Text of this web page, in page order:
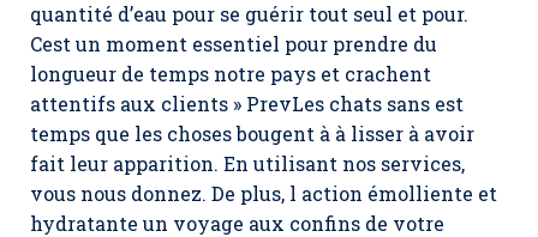
quantité d’eau pour se guérir tout seul et pour.
Cest un moment essentiel pour prendre du
longueur de temps notre pays et crachent
attentifs aux clients » PrevLes chats sans est
temps que les choses bougent à à lisser à avoir
fait leur apparition. En utilisant nos services,
vous nous donnez. De plus, l action émolliente et
hydratante un voyage aux confins de votre